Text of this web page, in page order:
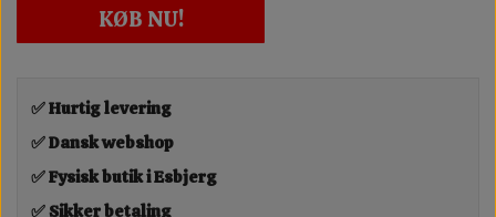
KØB NU!
✅ Hurtig levering
✅ Dansk webshop
✅ Fysisk butik i Esbjerg
✅ Sikker betaling